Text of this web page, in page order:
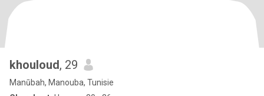
khouloud, 29
Manūbah, Manouba, Tunisie